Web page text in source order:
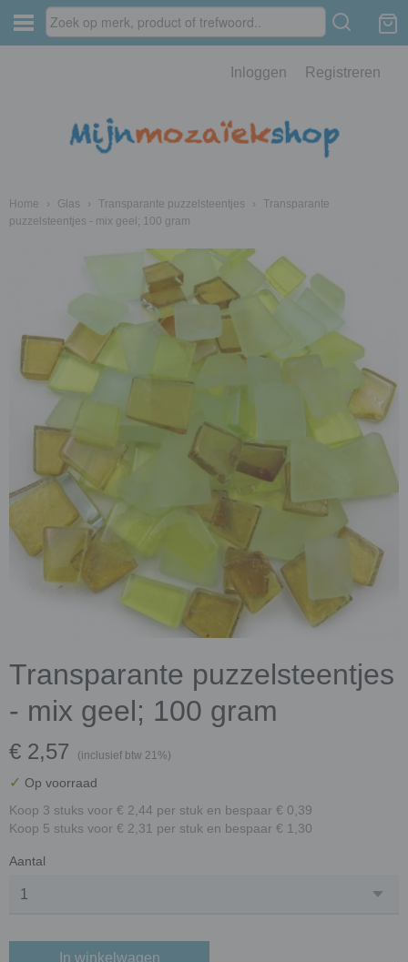
Inloggen Registreren
Home › Glas › Transparante puzzelsteentjes ›
Transparante
puzzelsteentjes - mix geel; 100 gram
Transparante puzzelsteentjes
- mix geel; 100 gram
€ 2,57 (inclusief btw 21%)
✓ Op voorraad
Koop 3 stuks voor € 2,44 per stuk en bespaar € 0,39
Koop 5 stuks voor € 2,31 per stuk en bespaar € 1,30
Aantal
In winkelwagen